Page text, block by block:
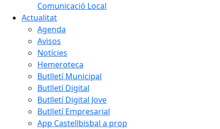
Comunicació Local
Actualitat
Agenda
Avisos
Notícies
Hemeroteca
Butlletí Municipal
Butlletí Digital
Butlletí Digital Jove
Butlletí Empresarial
App Castellbisbal a prop